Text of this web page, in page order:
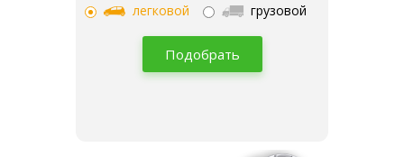
легковой грузовой
Подобрать